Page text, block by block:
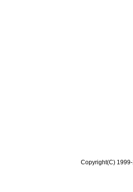
Copyright(C)